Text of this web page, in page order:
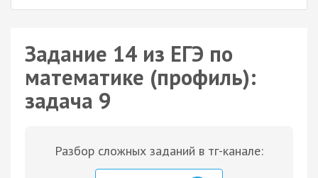
Задание 14 из ЕГЭ по
математике (профиль):
задача 9
Разбор сложных заданий в тг-канале: